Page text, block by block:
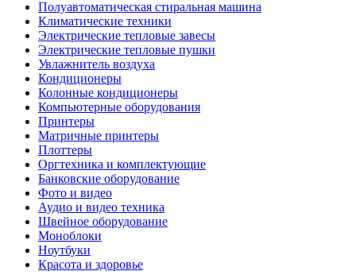
Полуавтоматическая стиральная машина
Климатические техники
Электрические тепловые завесы
Электрические тепловые пушки
Увлажнитель воздуха
Кондиционеры
Колонные кондиционеры
Компьютерные оборудования
Принтеры
Матричные принтеры
Плоттеры
Оргтехника и комплектующие
Банковские оборудование
Фото и видео
Аудио и видео техника
Швейное оборудование
Моноблоки
Ноутбуки
Красота и здоровье